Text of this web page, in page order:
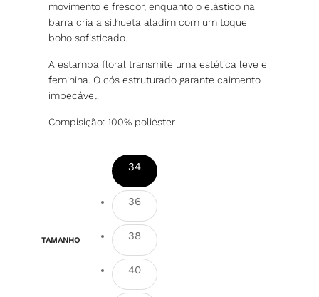
movimento e frescor, enquanto o elástico na
barra cria a silhueta aladim com um toque
boho sofisticado.
A estampa floral transmite uma estética leve e
feminina. O cós estruturado garante caimento
impecável.
Compisição: 100% poliéster
TAMANHO
34
36
38
40